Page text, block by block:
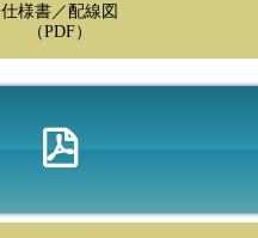
仕様書／配線図
（PDF）